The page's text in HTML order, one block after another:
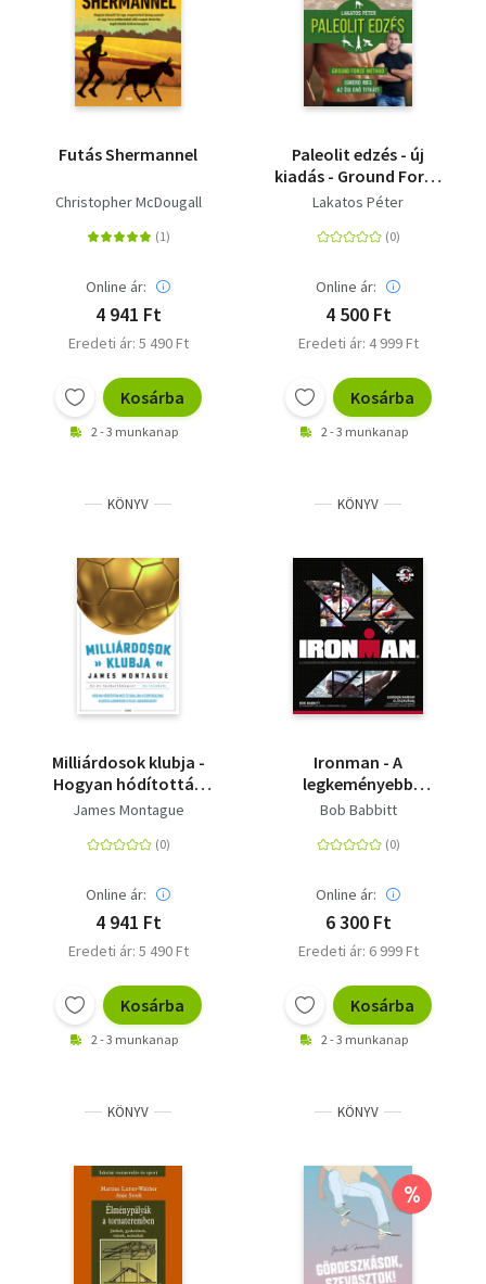
Futás Shermannel
Christopher McDougall
Online ár:
4 941 Ft
Eredeti ár: 5 490 Ft
Kosárba
2 - 3 munkanap
Paleolit edzés - új
kiadás - Ground Force
Method - Ismerd meg
Lakatos Péter
Online ár:
4 500 Ft
Eredeti ár: 4 999 Ft
Kosárba
2 - 3 munkanap
KÖNYV
Milliárdosok klubja -
Hogyan hódították
meg és uralják a
klubtulajdonosok a
James Montague
Online ár:
4 941 Ft
Eredeti ár: 5 490 Ft
Kosárba
2 - 3 munkanap
KÖNYV
Ironman - A
legkeményebb
állóképességi verseny
kézikönyve
Bob Babbitt
Online ár:
6 300 Ft
Eredeti ár: 6 999 Ft
Kosárba
2 - 3 munkanap
KÖNYV KÖNYV
%